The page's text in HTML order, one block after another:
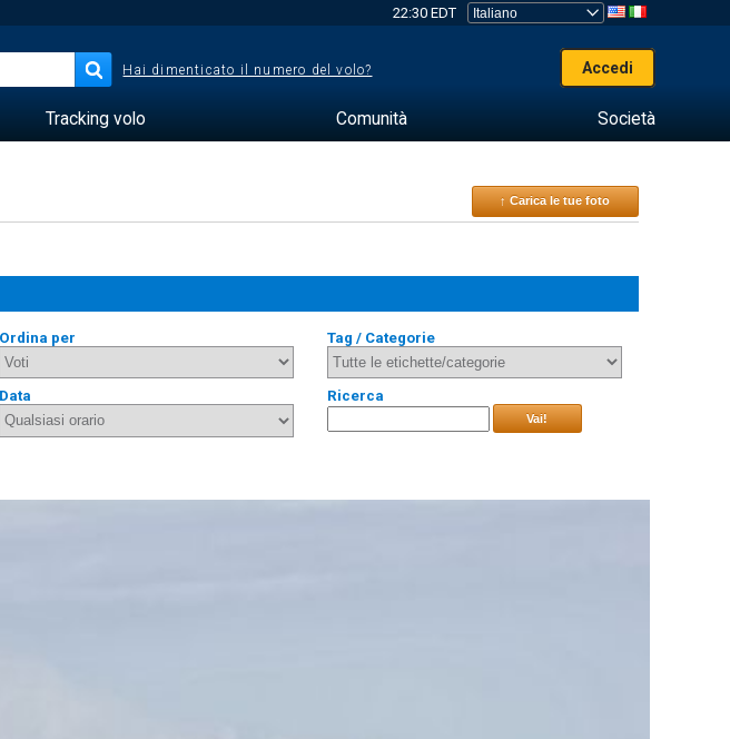
22:30 EDT
Hai dimenticato il numero del volo? Accedi
Tracking volo Comunità Società
↑ Carica le tue foto
Ordina per Tag / Categorie
Data Ricerca
Vai!